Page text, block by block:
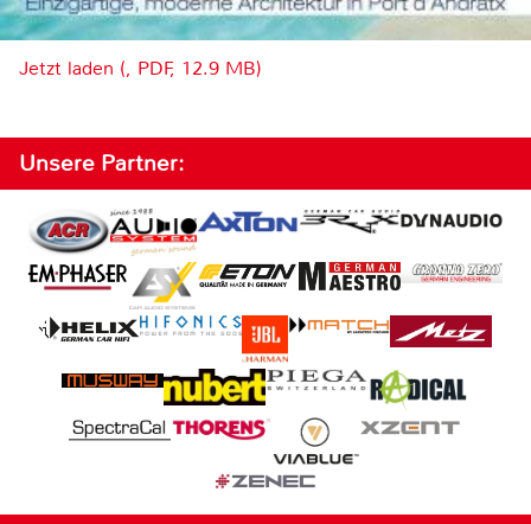
Jetzt laden (, PDF, 12.9 MB)
Unsere Partner: